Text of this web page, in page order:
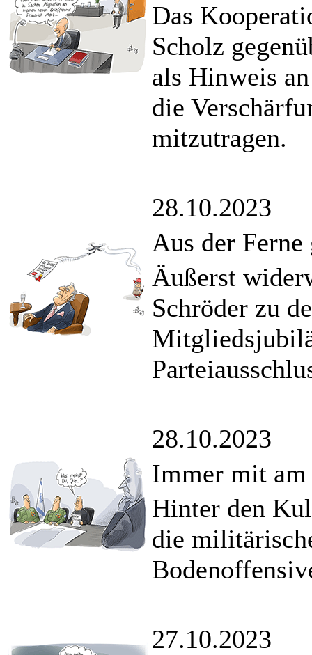
Das
Scholz
als Hinweis
die
mitzutragen.
28.10.2023
Aus der
Äußerst
Schröder zu
28.10.2023
Immer mit am
Hinter den
die
27.10.2023